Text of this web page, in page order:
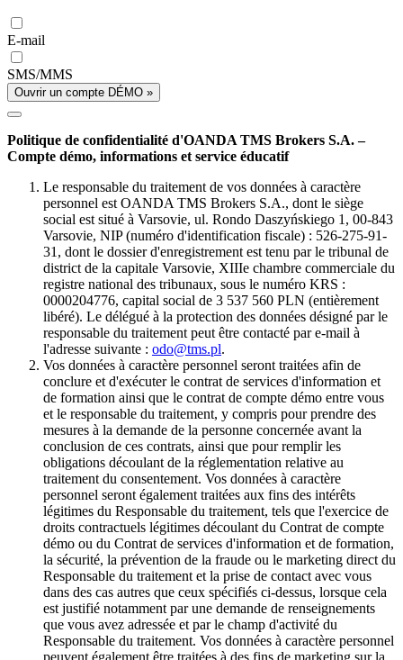
E-mail
SMS/MMS
Ouvrir un compte DÉMO »
Politique de confidentialité d'OANDA TMS Brokers S.A. –
Compte démo, informations et service éducatif
Le responsable du traitement de vos données à caractère
personnel est OANDA TMS Brokers S.A., dont le siège
social est situé à Varsovie, ul. Rondo Daszyńskiego 1, 00-843
Varsovie, NIP (numéro d'identification fiscale) : 526-275-91-
31, dont le dossier d'enregistrement est tenu par le tribunal de
district de la capitale Varsovie, XIIIe chambre commerciale du
registre national des tribunaux, sous le numéro KRS :
0000204776, capital social de 3 537 560 PLN (entièrement
libéré). Le délégué à la protection des données désigné par le
responsable du traitement peut être contacté par e-mail à
l'adresse suivante : odo@tms.pl.
Vos données à caractère personnel seront traitées afin de
conclure et d'exécuter le contrat de services d'information et
de formation ainsi que le contrat de compte démo entre vous
et le responsable du traitement, y compris pour prendre des
mesures à la demande de la personne concernée avant la
conclusion de ces contrats, ainsi que pour remplir les
obligations découlant de la réglementation relative au
traitement du consentement. Vos données à caractère
personnel seront également traitées aux fins des intérêts
légitimes du Responsable du traitement, tels que l'exercice de
droits contractuels légitimes découlant du Contrat de compte
démo ou du Contrat de services d'information et de formation,
la sécurité, la prévention de la fraude ou le marketing direct du
Responsable du traitement et la prise de contact avec vous
dans des cas autres que ceux spécifiés ci-dessus, lorsque cela
est justifié notamment par une demande de renseignements
que vous avez adressée et par le champ d'activité du
Responsable du traitement. Vos données à caractère personnel
peuvent également être traitées à des fins de marketing sur la